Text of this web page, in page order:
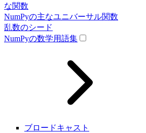
な関数
NumPyの主なユニバーサル関数
乱数のシード
NumPyの数学用語集
ブロードキャスト